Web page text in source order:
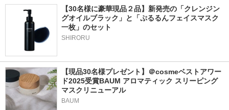
【30名様に豪華現品２品】新発売の「クレンジン
グオイルブラック」と「ぷるるんフェイスマスク
一枚」のセット
SHIRORU
【現品30名様プレゼント】＠cosmeベストアワー
ド2025受賞BAUM アロマティック スリーピング
マスクリニューアル
BAUM